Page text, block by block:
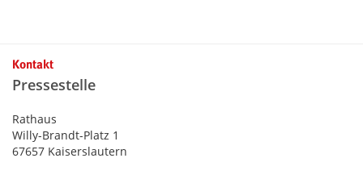
Kontakt
Pressestelle
Rathaus
Willy-Brandt-Platz 1
67657 Kaiserslautern